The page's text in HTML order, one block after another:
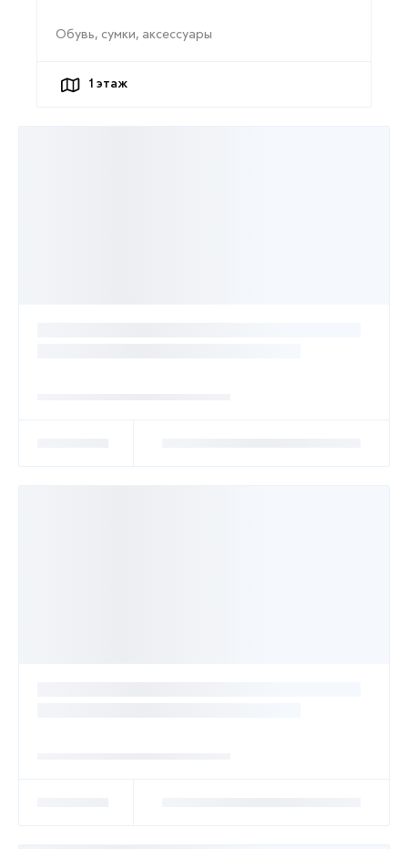
Обувь, сумки, аксессуары
1 этаж